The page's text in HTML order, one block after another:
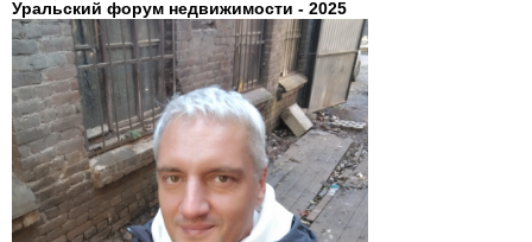
Уральский форум недвижимости - 2025